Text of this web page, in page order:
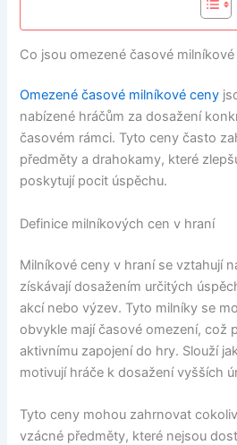
Co jsou omezené časové milníkové
Omezené časové milníkové ceny
nabízené hráčům za dosažení
časovém rámci. Tyto ceny často
předměty a drahokamy, které
poskytují pocit úspěchu.
Definice milníkových cen v hraní
Milníkové ceny v hraní se vztahují
získávají dosažením určitých
akcí nebo výzev. Tyto milníky se
obvykle mají časové omezení, což
aktivnímu zapojení do hry. Slouží
motivují hráče k dosažení vyšších
Tyto ceny mohou zahrnovat
vzácné předměty, které nejsou